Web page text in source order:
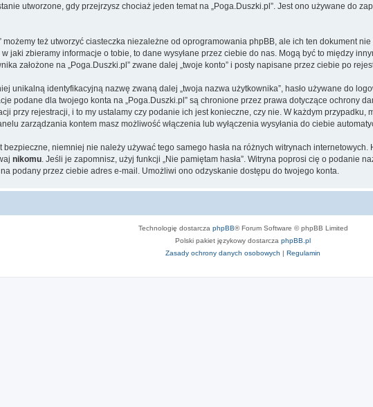
utworzone, gdy przejrzysz chociaż jeden temat na „Poga.Duszki.pl”. Jest ono używane do
możemy też utworzyć ciasteczka niezależne od oprogramowania phpBB, ale ich ten dokument
jaki zbieramy informacje o tobie, to dane wysyłane przez ciebie do nas. Mogą być to między
założone na „Poga.Duszki.pl” zwane dalej „twoje konto” i posty napisane przez ciebie po
unikalną identyfikacyjną nazwę zwaną dalej „twoja nazwa użytkownika”, hasło używane do
podane dla twojego konta na „Poga.Duszki.pl” są chronione przez prawa dotyczące ochrony
przy rejestracji, i to my ustalamy czy podanie ich jest konieczne, czy nie. W każdym przypadku,
zarządzania kontem masz możliwość włączenia lub wyłączenia wysyłania do ciebie
bezpieczne, niemniej nie należy używać tego samego hasła na różnych witrynach
nikomu . Jeśli je zapomnisz, użyj funkcji „Nie pamiętam hasła”. Witryna poprosi cię o podanie
podany przez ciebie adres e-mail. Umożliwi ono odzyskanie dostępu do twojego konta.
Technologię dostarcza phpBB® Forum Software © phpBB Limited
Polski pakiet językowy dostarcza phpBB.pl
Zasady ochrony danych osobowych | Regulamin